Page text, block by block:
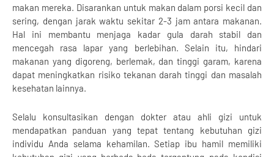
makan mereka. Disarankan untuk makan dalam porsi kecil dan
sering, dengan jarak waktu sekitar 2-3 jam antara makanan.
Hal ini membantu menjaga kadar gula darah stabil dan
mencegah rasa lapar yang berlebihan. Selain itu, hindari
makanan yang digoreng, berlemak, dan tinggi garam, karena
dapat meningkatkan risiko tekanan darah tinggi dan masalah
kesehatan lainnya.
Selalu konsultasikan dengan dokter atau ahli gizi untuk
mendapatkan panduan yang tepat tentang kebutuhan gizi
individu Anda selama kehamilan. Setiap ibu hamil memiliki